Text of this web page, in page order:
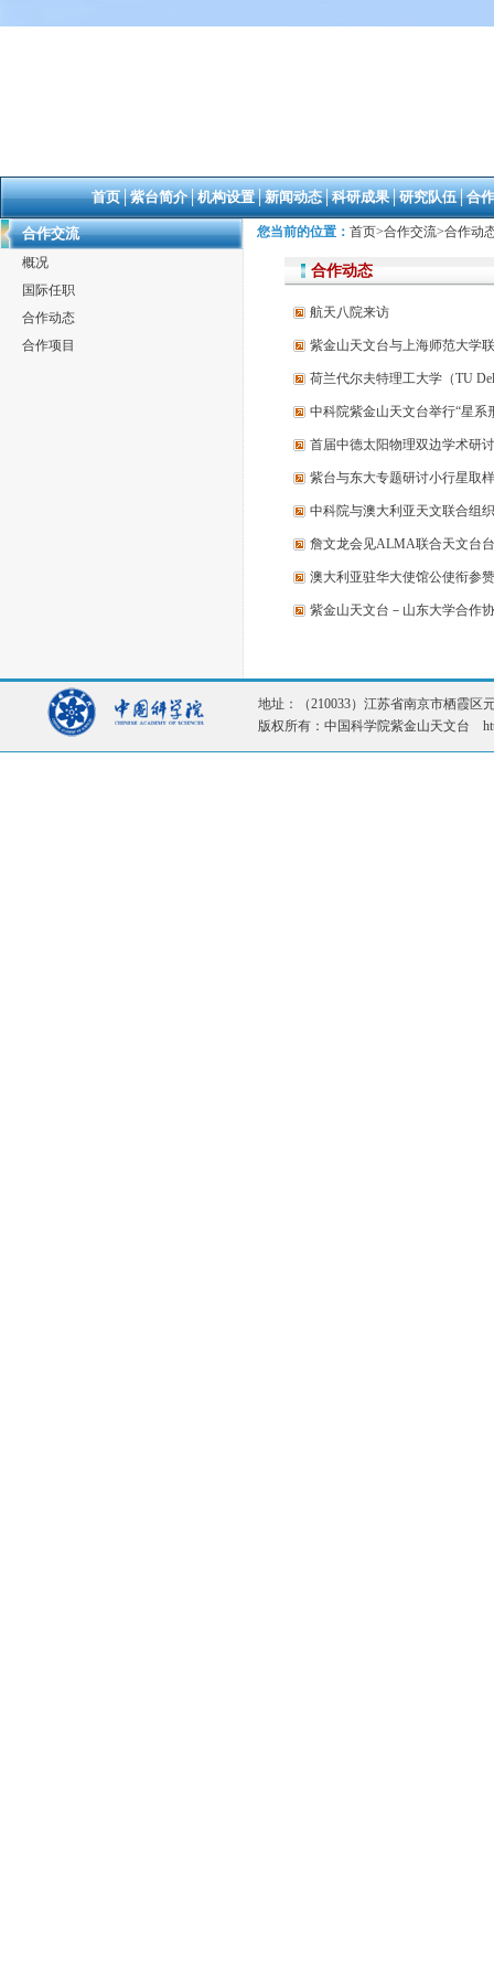
首页│紫台简介│机构设置│新闻动态│科研成果│研究队伍│合
合作交流
概况
国际任职
合作动态
合作项目
您当前的位置： 首页>合作交流>合作动
合作动态
航天八院来访
紫金山天文台与上海师范大学
荷兰代尔夫特理工大学（TU
中科院紫金山天文台举行“星
首届中德太阳物理双边学术研
紫台与东大专题研讨小行星取
中科院与澳大利亚天文联合组
詹文龙会见ALMA联合天文台
澳大利亚驻华大使馆公使衔参
紫金山天文台－山东大学合作
地址：（210033）江苏省南京市栖霞
版权所有：中国科学院紫金山天文台